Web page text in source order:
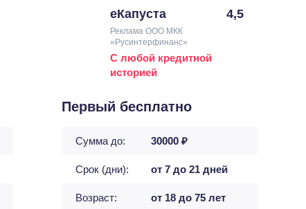
еКапуста 4,5
Реклама ООО МКК
«Русинтерфинанс»
С любой кредитной
историей
Первый бесплатно
Сумма до: 30000 ₽
Срок (дни): от 7 до 21 дней
Возраст: от 18 до 75 лет